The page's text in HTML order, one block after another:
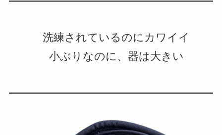
洗練されているのにカワイイ
小ぶりなのに、器は大きい